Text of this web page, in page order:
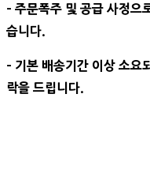
- 주문폭주 및 공급 사정으
습니다.
- 기본 배송기간 이상 소요
락을 드립니다.